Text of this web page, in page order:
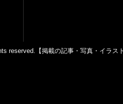
reserved.【掲載の記事・写真・イラス